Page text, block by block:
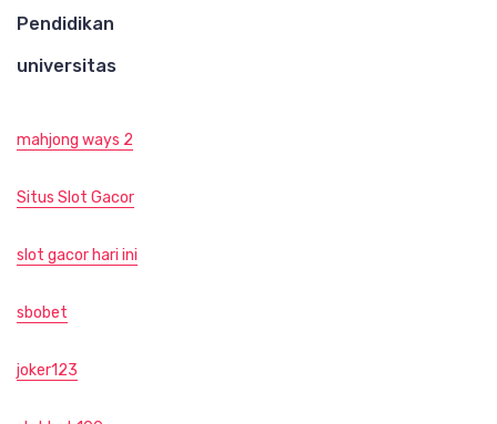
Pendidikan
universitas
mahjong ways 2
Situs Slot Gacor
slot gacor hari ini
sbobet
joker123